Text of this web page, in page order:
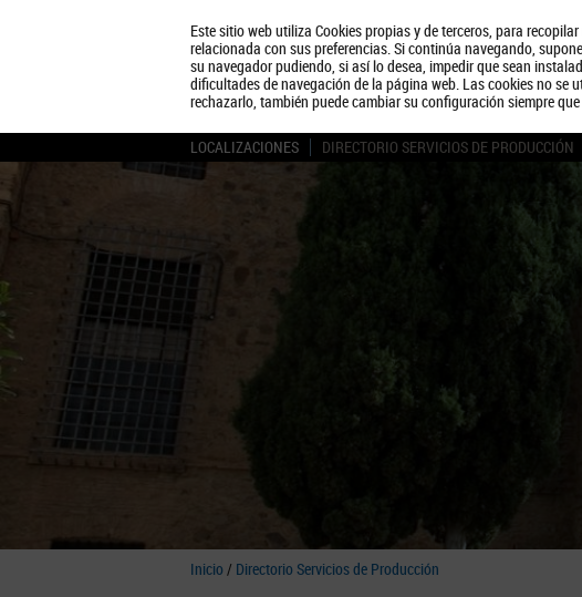
Este sitio web utiliza Cookies propias y de terceros, para
relacionada con sus preferencias. Si continúa navegando,
su navegador pudiendo, si así lo desea, impedir que sean
dificultades de navegación de la página web. Las cookies no se
rechazarlo, también puede cambiar su configuración siempre
LOCALIZACIONES DIRECTORIO SERVICIOS DE PRODUCCIÓN
Inicio / Directorio Servicios de Producción